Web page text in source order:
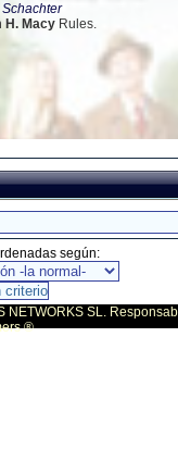
H. Macy Rules.
según:
NETWORKS SL.
®